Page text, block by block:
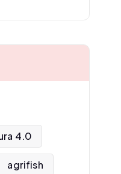
4.0
agrifish